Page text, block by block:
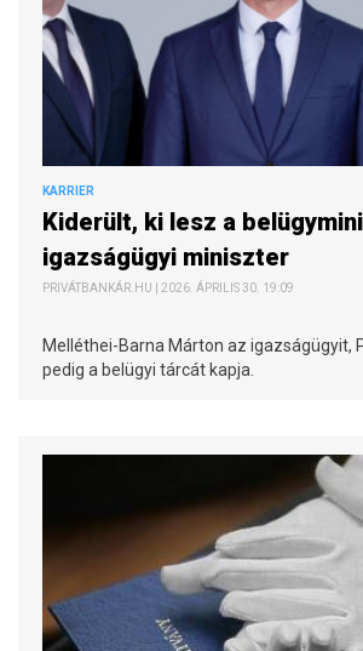
KARRIER
Kiderült, ki lesz a
igazságügyi miniszter
PRIVÁTBANKÁR.HU | 2026. ÁPRILIS 30. 19:09
Melléthei-Barna Márton az igazságügyit,
pedig a belügyi tárcát kapja.